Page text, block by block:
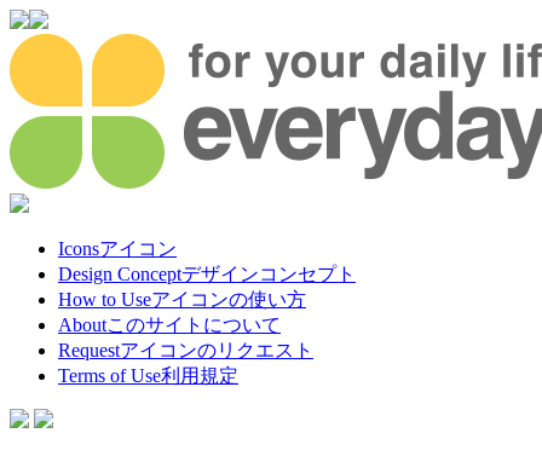
Iconsアイコン
Design Conceptデザインコンセプト
How to Useアイコンの使い方
Aboutこのサイトについて
Requestアイコンのリクエスト
Terms of Use利用規定